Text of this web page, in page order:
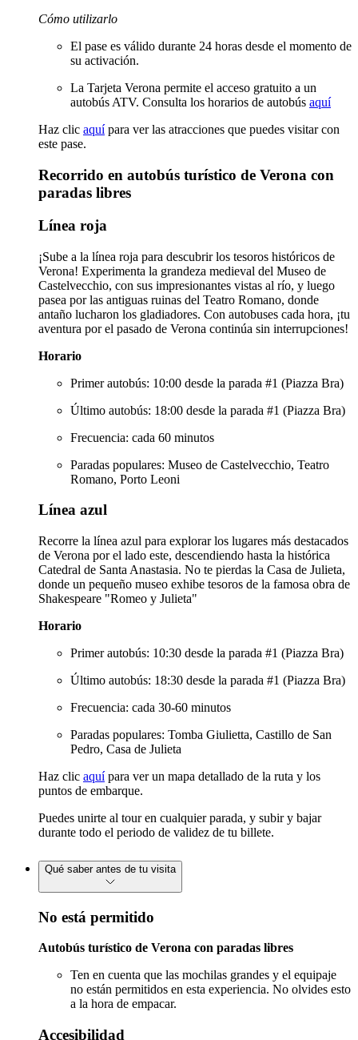
Cómo utilizarlo
El pase es válido durante 24 horas desde el momento de
su activación.
La Tarjeta Verona permite el acceso gratuito a un
autobús ATV. Consulta los horarios de autobús aquí
Haz clic aquípara ver las atracciones que puedes visitar con
este pase.
Recorrido en autobús turístico de Verona con
paradas libres
Línea roja
¡Sube a la línea roja para descubrir los tesoros históricos de
Verona! Experimenta la grandeza medieval del Museo de
Castelvecchio, con sus impresionantes vistas al río, y luego
pasea por las antiguas ruinas del Teatro Romano, donde
antaño lucharon los gladiadores. Con autobuses cada hora, ¡tu
aventura por el pasado de Verona continúa sin interrupciones!
Horario
Primer autobús: 10:00 desde la parada #1 (Piazza Bra)
Último autobús: 18:00 desde la parada #1 (Piazza Bra)
Frecuencia: cada 60 minutos
Paradas populares: Museo de Castelvecchio, Teatro
Romano, Porto Leoni
Línea azul
Recorre la línea azul para explorar los lugares más destacados
de Verona por el lado este, descendiendo hasta la histórica
Catedral de Santa Anastasia. No te pierdas la Casa de Julieta,
donde un pequeño museo exhibe tesoros de la famosa obra de
Shakespeare "Romeo y Julieta"
Horario
Primer autobús: 10:30 desde la parada #1 (Piazza Bra)
Último autobús: 18:30 desde la parada #1 (Piazza Bra)
Frecuencia: cada 30-60 minutos
Paradas populares: Tomba Giulietta, Castillo de San
Pedro, Casa de Julieta
Haz clic aquípara ver un mapa detallado de la ruta y los
puntos de embarque.
Puedes unirte al tour en cualquier parada, y subir y bajar
durante todo el periodo de validez de tu billete.
Qué saber antes de tu visita
No está permitido
Autobús turístico de Verona con paradas libres
Ten en cuenta que las mochilas grandes y el equipaje
no están permitidos en esta experiencia. No olvides esto
a la hora de empacar.
Accesibilidad